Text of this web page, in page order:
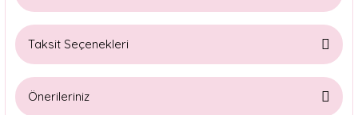
Taksit Seçenekleri
Önerileriniz